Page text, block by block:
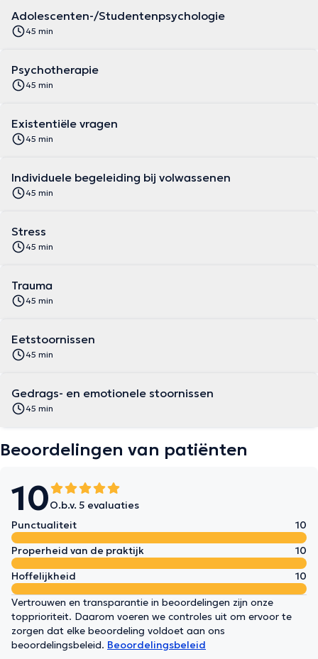
Adolescenten-/Studentenpsychologie
45 min
Psychotherapie
45 min
Existentiële vragen
45 min
Individuele begeleiding bij volwassenen
45 min
Stress
45 min
Trauma
45 min
Eetstoornissen
45 min
Gedrags- en emotionele stoornissen
45 min
Beoordelingen van patiënten
10O.b.v. 5 evaluaties
Punctualiteit
10
Properheid van de praktijk
10
Hoffelijkheid
10
Vertrouwen en transparantie in beoordelingen zijn onze
topprioriteit. Daarom voeren we controles uit om ervoor te
zorgen dat elke beoordeling voldoet aan ons
beoordelingsbeleid. Beoordelingsbeleid